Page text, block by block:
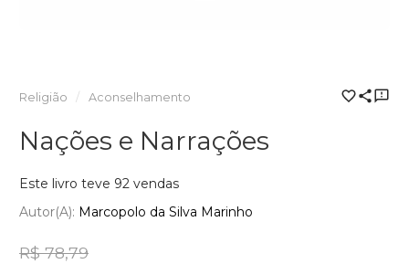
Religião Aconselhamento
Nações e Narrações
Este livro teve 92 vendas
Autor(a): Marcopolo da Silva Marinho
R$ 78,79